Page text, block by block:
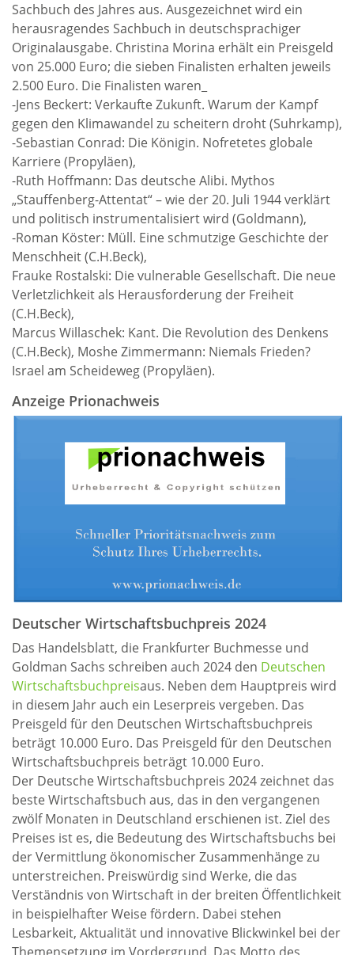
Sachbuch des Jahres aus. Ausgezeichnet wird ein
herausragendes Sachbuch in deutschsprachiger
Originalausgabe. Christina Morina erhält ein Preisgeld
von 25.000 Euro; die sieben Finalisten erhalten jeweils
2.500 Euro. Die Finalisten waren_
-Jens Beckert: Verkaufte Zukunft. Warum der Kampf
gegen den Klimawandel zu scheitern droht (Suhrkamp),
-Sebastian Conrad: Die Königin. Nofretetes globale
Karriere (Propyläen),
-Ruth Hoffmann: Das deutsche Alibi. Mythos
„Stauffenberg-Attentat“ – wie der 20. Juli 1944 verklärt
und politisch instrumentalisiert wird (Goldmann),
-Roman Köster: Müll. Eine schmutzige Geschichte der
Menschheit (C.H.Beck),
Frauke Rostalski: Die vulnerable Gesellschaft. Die neue
Verletzlichkeit als Herausforderung der Freiheit
(C.H.Beck),
Marcus Willaschek: Kant. Die Revolution des Denkens
(C.H.Beck), Moshe Zimmermann: Niemals Frieden?
Israel am Scheideweg (Propyläen).
Anzeige Prionachweis
Deutscher Wirtschaftsbuchpreis 2024
Das Handelsblatt, die Frankfurter Buchmesse und
Goldman Sachs schreiben auch 2024 den Deutschen
Wirtschaftsbuchpreisaus. Neben dem Hauptpreis wird
in diesem Jahr auch ein Leserpreis vergeben. Das
Preisgeld für den Deutschen Wirtschaftsbuchpreis
beträgt 10.000 Euro. Das Preisgeld für den Deutschen
Wirtschaftsbuchpreis beträgt 10.000 Euro.
Der Deutsche Wirtschaftsbuchpreis 2024 zeichnet das
beste Wirtschaftsbuch aus, das in den vergangenen
zwölf Monaten in Deutschland erschienen ist. Ziel des
Preises ist es, die Bedeutung des Wirtschaftsbuchs bei
der Vermittlung ökonomischer Zusammenhänge zu
unterstreichen. Preiswürdig sind Werke, die das
Verständnis von Wirtschaft in der breiten Öffentlichkeit
in beispielhafter Weise fördern. Dabei stehen
Lesbarkeit, Aktualität und innovative Blickwinkel bei der